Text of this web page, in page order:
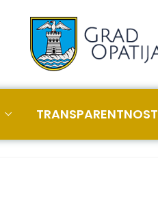
TRANSPARENTNOST